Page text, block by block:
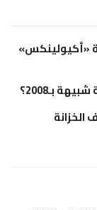
«أكيولينكس»
بـ2008؟